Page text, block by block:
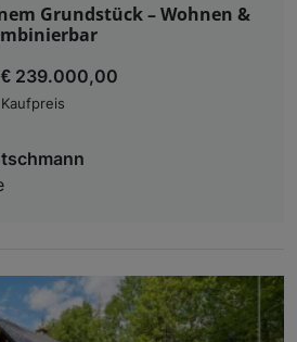
Grundstück – Wohnen &
€ 239.000,00
Kaufpreis